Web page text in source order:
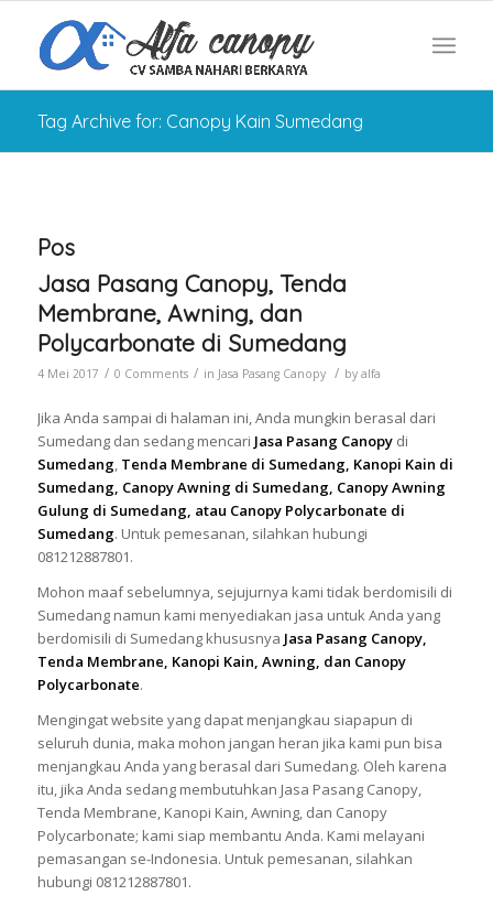
Tag Archive for: Canopy Kain Sumedang
Pos
Jasa Pasang Canopy, Tenda
Membrane, Awning, dan
Polycarbonate di Sumedang
4 Mei 2017 / 0 Comments / in Jasa Pasang Canopy / by alfa
Jika Anda sampai di halaman ini, Anda mungkin berasal dari
Sumedang dan sedang mencari Jasa Pasang Canopy di
Sumedang, Tenda Membrane di Sumedang, Kanopi Kain di
Sumedang, Canopy Awning di Sumedang, Canopy Awning
Gulung di Sumedang, atau Canopy Polycarbonate di
Sumedang. Untuk pemesanan, silahkan hubungi
081212887801.
Mohon maaf sebelumnya, sejujurnya kami tidak berdomisili di
Sumedang namun kami menyediakan jasa untuk Anda yang
berdomisili di Sumedang khususnya Jasa Pasang Canopy,
Tenda Membrane, Kanopi Kain, Awning, dan Canopy
Polycarbonate.
Mengingat website yang dapat menjangkau siapapun di
seluruh dunia, maka mohon jangan heran jika kami pun bisa
menjangkau Anda yang berasal dari Sumedang. Oleh karena
itu, jika Anda sedang membutuhkan Jasa Pasang Canopy,
Tenda Membrane, Kanopi Kain, Awning, dan Canopy
Polycarbonate; kami siap membantu Anda. Kami melayani
pemasangan se-Indonesia. Untuk pemesanan, silahkan
hubungi 081212887801.